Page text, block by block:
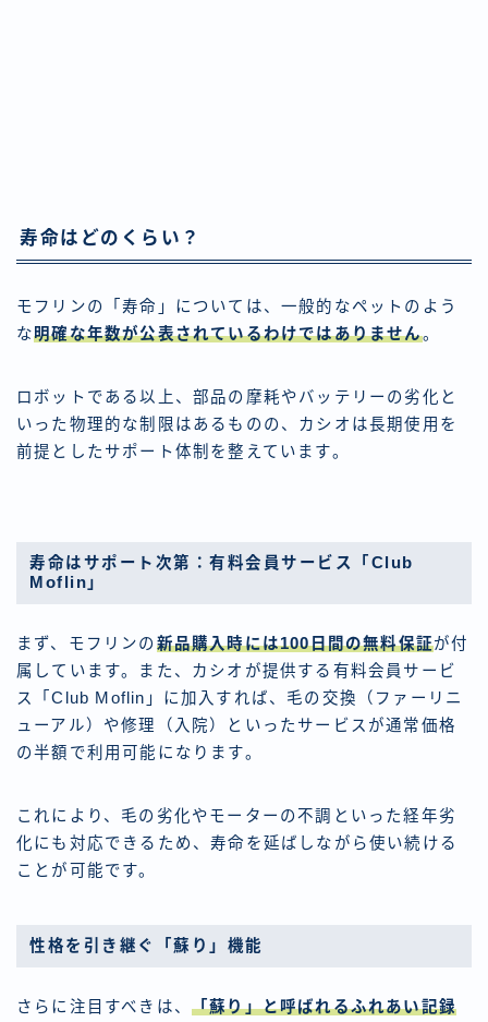
寿命はどのくらい？
モフリンの「寿命」については、一般的なペットのよう
な明確な年数が公表されているわけではありません。
ロボットである以上、部品の摩耗やバッテリーの劣化と
いった物理的な制限はあるものの、カシオは長期使用を
前提としたサポート体制を整えています。
寿命はサポート次第：有料会員サービス「Club
Moflin」
まず、モフリンの 新品購入時には100日間の無料保証が付
属しています。また、カシオが提供する有料会員サービ
ス「Club Moflin」に加入すれば、毛の交換（ファーリニ
ューアル）や修理（入院）といったサービスが通常価格
の半額で利用可能になります。
これにより、毛の劣化やモーターの不調といった経年劣
化にも対応できるため、寿命を延ばしながら使い続ける
ことが可能です。
性格を引き継ぐ「蘇り」機能
さらに注目すべきは、 「蘇り」と呼ばれるふれあい記録